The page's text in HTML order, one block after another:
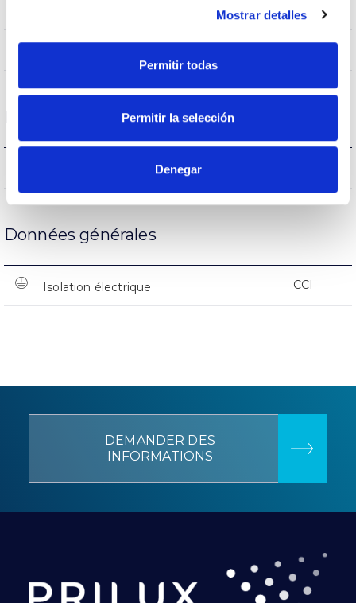
Mostrar detalles
Permitir todas
Permitir la selección
Denegar
(L70B50>)50.000h
Protections
Données générales
Isolation électrique CCI
DEMANDER DES
INFORMATIONS